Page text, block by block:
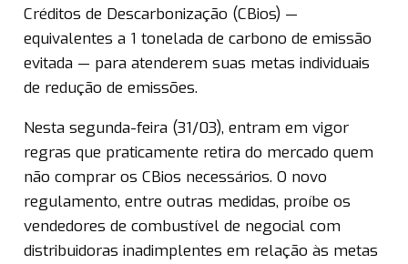
Créditos de Descarbonização (CBios) —
equivalentes a 1 tonelada de carbono de emissão
evitada — para atenderem suas metas individuais
de redução de emissões.
Nesta segunda-feira (31/03), entram em vigor
regras que praticamente retira do mercado quem
não comprar os CBios necessários. O novo
regulamento, entre outras medidas, proíbe os
vendedores de combustível de negocial com
distribuidoras inadimplentes em relação às metas